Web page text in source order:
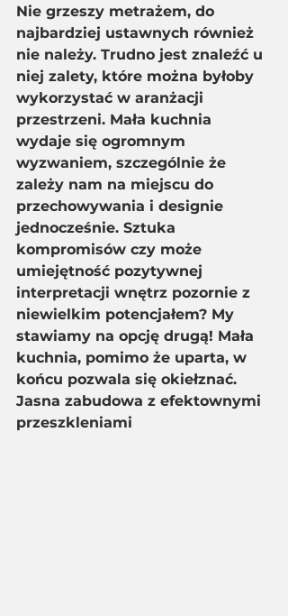
Nie grzeszy metrażem, do
najbardziej ustawnych również
nie należy. Trudno jest znaleźć u
niej zalety, które można byłoby
wykorzystać w aranżacji
przestrzeni. Mała kuchnia
wydaje się ogromnym
wyzwaniem, szczególnie że
zależy nam na miejscu do
przechowywania i designie
jednocześnie. Sztuka
kompromisów czy może
umiejętność pozytywnej
interpretacji wnętrz pozornie z
niewielkim potencjałem? My
stawiamy na opcję drugą! Mała
kuchnia, pomimo że uparta, w
końcu pozwala się okiełznać.
Jasna zabudowa z efektownymi
przeszkleniami